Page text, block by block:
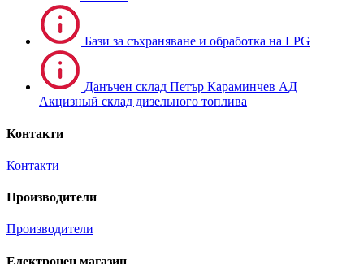
Бази за съхраняване и обработка на LPG
Данъчен склад Петър Караминчев АД
Акцизный склад дизельного топлива
Контакти
Контакти
Производители
Производители
Електронен магазин